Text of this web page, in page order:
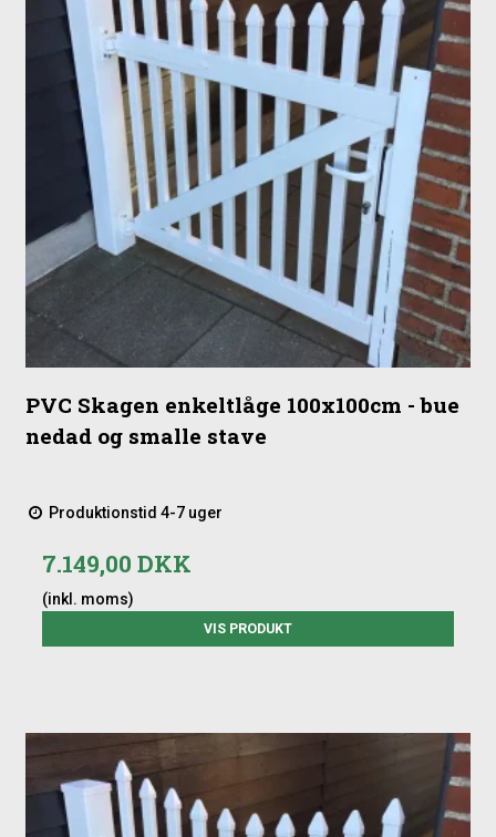
PVC Skagen enkeltlåge 100x100cm - bue
nedad og smalle stave
Produktionstid 4-7 uger
7.149,00 DKK
(inkl. moms)
VIS PRODUKT